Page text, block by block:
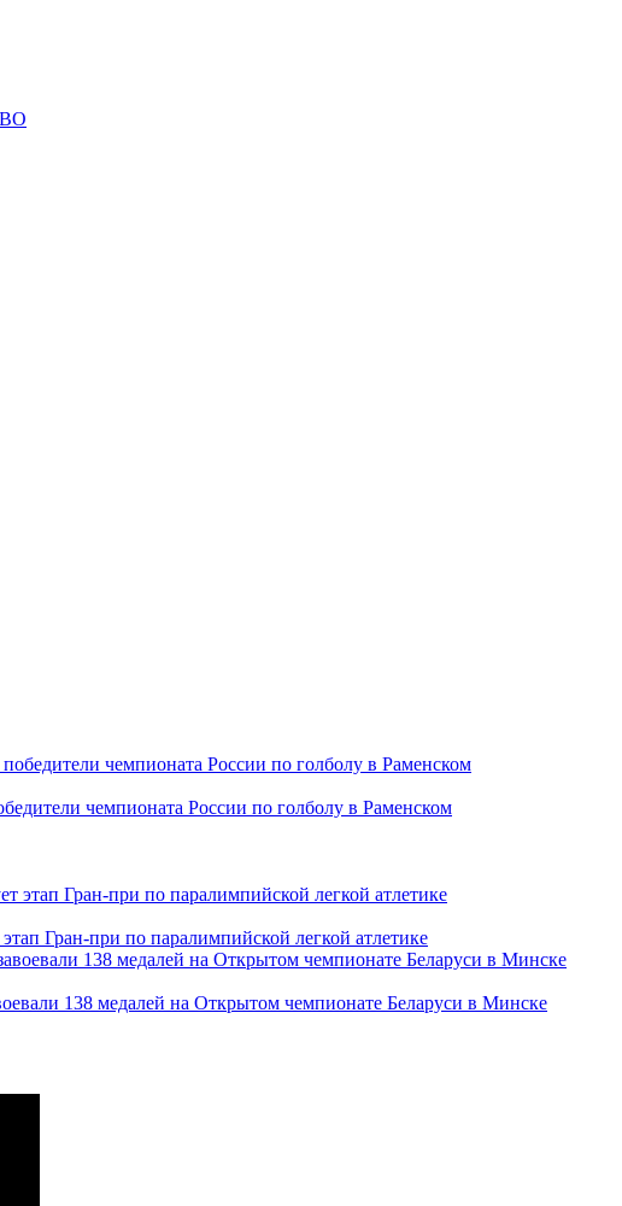
чемпионата России по голболу в Раменском
Гран-при по паралимпийской легкой атлетике
138 медалей на Открытом чемпионате Беларуси в Минске